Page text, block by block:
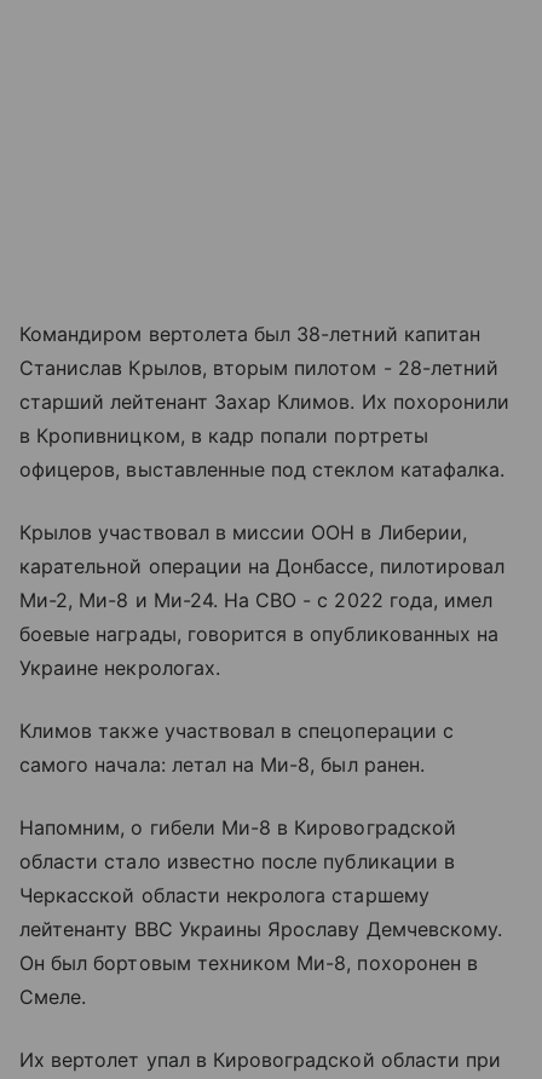
Командиром вертолета был 38-летний капитан
Станислав Крылов, вторым пилотом - 28-летний
старший лейтенант Захар Климов. Их похоронили
в Кропивницком, в кадр попали портреты
офицеров, выставленные под стеклом катафалка.
Крылов участвовал в миссии ООН в Либерии,
карательной операции на Донбассе, пилотировал
Ми-2, Ми-8 и Ми-24. На СВО - с 2022 года, имел
боевые награды, говорится в опубликованных на
Украине некрологах.
Климов также участвовал в спецоперации с
самого начала: летал на Ми-8, был ранен.
Напомним, о гибели Ми-8 в Кировоградской
области стало известно после публикации в
Черкасской области некролога старшему
лейтенанту ВВС Украины Ярославу Демчевскому.
Он был бортовым техником Ми-8, похоронен в
Смеле.
Их вертолет упал в Кировоградской области при